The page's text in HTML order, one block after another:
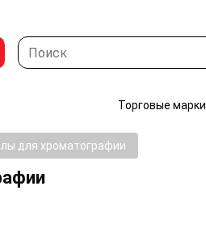
Торговые марки
для хроматографии